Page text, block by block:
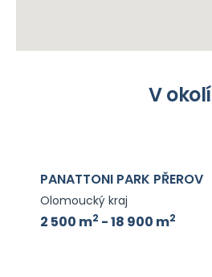
V okolí
PANATTONI PARK PŘEROV
Olomoucký kraj
2 500 m2 - 18 900 m2